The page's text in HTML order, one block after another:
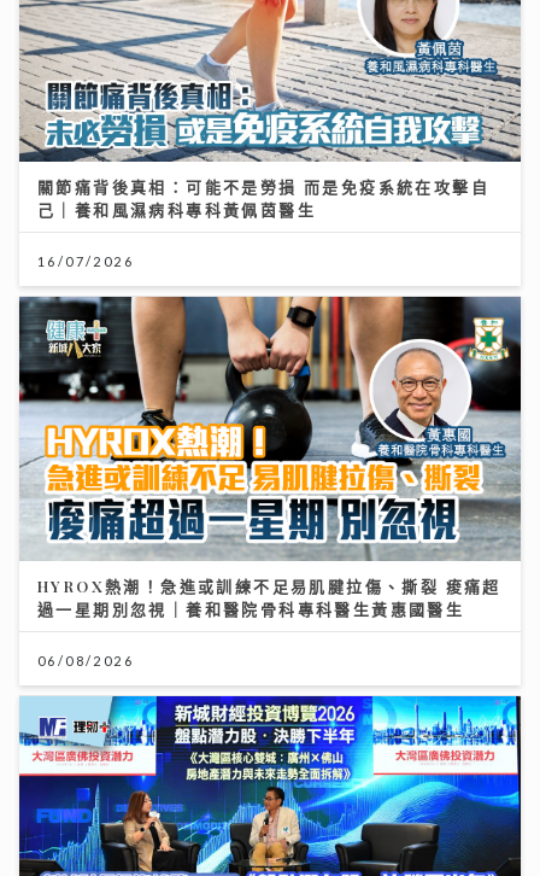
關節痛背後真相：可能不是勞損 而是免疫系統在攻擊自
己｜養和風濕病科專科黃佩茵醫生
16/07/2026
HYROX熱潮！急進或訓練不足易肌腱拉傷、撕裂 痠痛超
過一星期別忽視｜養和醫院骨科專科醫生黃惠國醫生
06/08/2026